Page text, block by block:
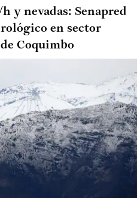
y nevadas: Senapred
en sector
Coquimbo